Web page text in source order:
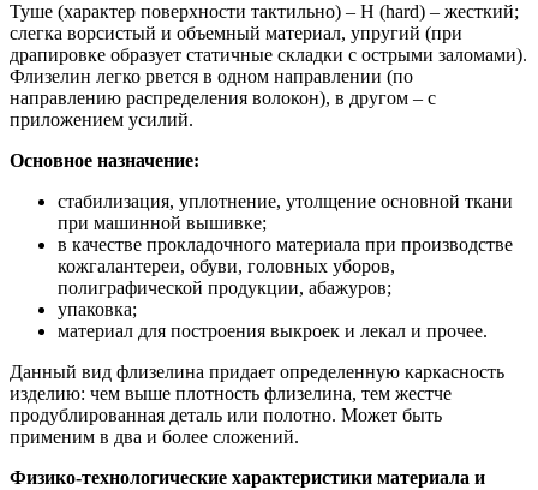
Туше (характер поверхности тактильно) – H (hard) – жесткий;
слегка ворсистый и объемный материал, упругий (при
драпировке образует статичные складки с острыми заломами).
Флизелин легко рвется в одном направлении (по
направлению распределения волокон), в другом – с
приложением усилий.
Основное назначение:
стабилизация, уплотнение, утолщение основной ткани
при машинной вышивке;
в качестве прокладочного материала при производстве
кожгалантереи, обуви, головных уборов,
полиграфической продукции, абажуров;
упаковка;
материал для построения выкроек и лекал и прочее.
Данный вид флизелина придает определенную каркасность
изделию: чем выше плотность флизелина, тем жестче
продублированная деталь или полотно. Может быть
применим в два и более сложений.
Физико-технологические характеристики материала и